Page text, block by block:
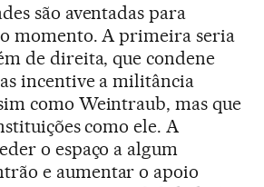
são aventadas para
momento. A primeira seria
de direita, que condene
incentive a militância
como Weintraub, mas que
como ele. A
o espaço a algum
e aumentar o apoio